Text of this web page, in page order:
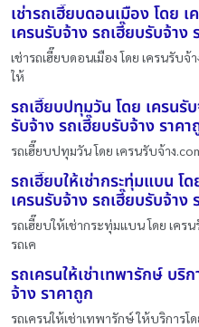
เช่ารถเฮี๊ยบดอนเมือง โดย
เครนรับจ้าง รถเฮี๊ยบรับจ้าง
เช่ารถเฮี๊ยบดอนเมือง โดย เครนรับจ้
ให้
รถเฮี๊ยบปทุมวัน โดย เครนรั
รับจ้าง รถเฮี๊ยบรับจ้าง ราคา
รถเฮี๊ยบปทุมวัน โดย เครนรับจ้าง
รถเฮี๊ยบให้เช่ากระทุ่มแบน โ
เครนรับจ้าง รถเฮี๊ยบรับจ้าง
รถเฮี๊ยบให้เช่ากระทุ่มแบน โดย เคร
รถเค
รถเครนให้เช่าเทพารักษ์ บริ
จ้าง ราคาถูก
รถเครนให้เช่าเทพารักษ์ ให้บริการโ